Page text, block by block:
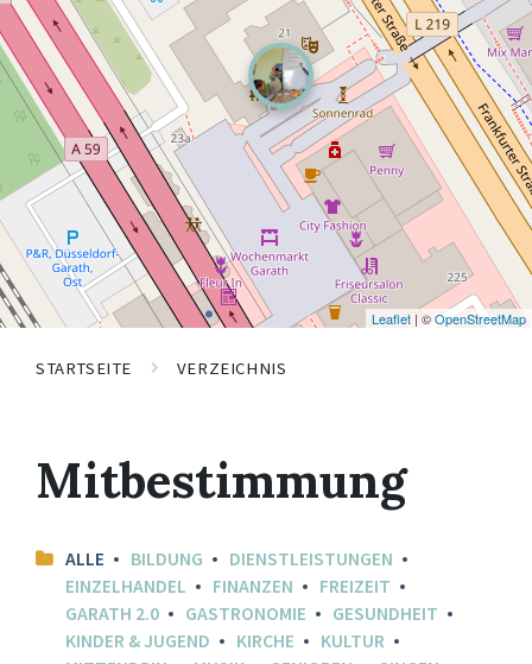
Leaflet | ©OpenStreetMap
STARTSEITE VERZEICHNIS
Mitbestimmung
ALLE BILDUNG
DIENSTLEISTUNGEN
EINZELHANDEL
FINANZEN
FREIZEIT
GARATH 2.0
GASTRONOMIE
GESUNDHEIT
KINDER & JUGEND
KIRCHE
KULTUR